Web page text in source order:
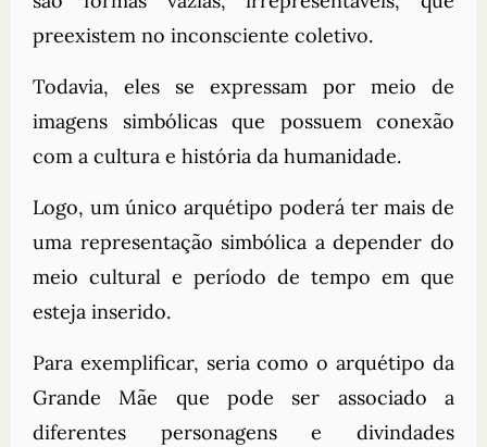
preexistem no inconsciente coletivo.
Todavia, eles se expressam por meio de
imagens simbólicas que possuem conexão
com a cultura e história da humanidade.
Logo, um único arquétipo poderá ter mais de
uma representação simbólica a depender do
meio cultural e período de tempo em que
esteja inserido.
Para exemplificar, seria como o arquétipo da
Grande Mãe que pode ser associado a
diferentes personagens e divindades